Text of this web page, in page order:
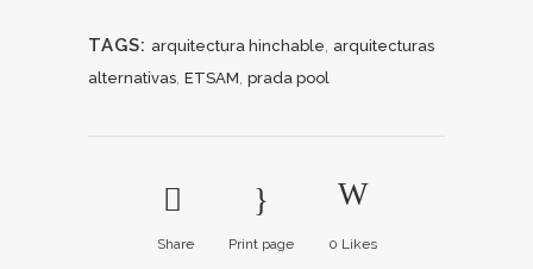
TAGS: arquitectura hinchable arquitecturas
alternativas ETSAM prada pool
Share Print page 0 Likes